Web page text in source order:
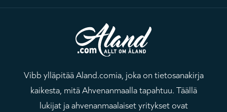
Vibb ylläpitää Aland.comia, joka on tietosanakirja
kaikesta, mitä Ahvenanmaalla tapahtuu. Täällä
lukijat ja ahvenanmaalaiset yritykset ovat